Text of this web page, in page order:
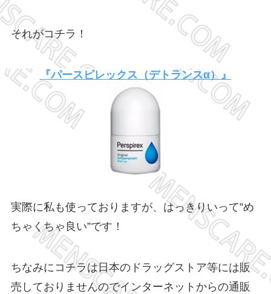
それがコチラ！
『パースピレックス（デトランスα）』
実際に私も使っておりますが、はっきりいって”め
ちゃくちゃ良い”です！
ちなみにコチラは日本のドラッグストア等には販
売しておりませんのでインターネットからの通販